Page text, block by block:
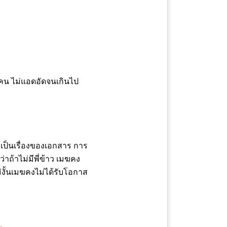
ไม่แอดอัดจนเกินไป
เรื่องของเอกสาร การ
าถ้าไม่มีพี่ข้าว เมฆคง
นเมฆคงไม่ได้รับโอกาส